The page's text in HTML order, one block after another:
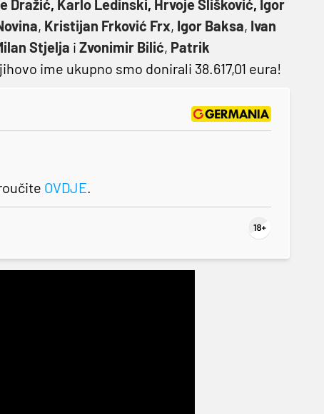
Dražić, Karlo Ledinski, Hrvoje Slišković, Igor
, Kristijan Frković Frx, Igor Baksa, Ivan
Stjelja i Zvonimir Bilić, Patrik
ime ukupno smo donirali 38.617,01 eura!
OVDJE.